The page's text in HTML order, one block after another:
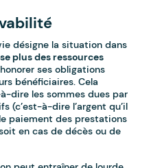
désigne la situation dans
plus des ressources
ses obligations
bénéficiaires. Cela
dire les sommes dues par
(c’est-à-dire l’argent qu’il
paiement des prestations
en cas de décès ou de